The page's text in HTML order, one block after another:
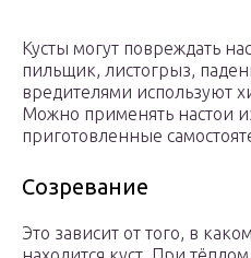
Кусты могут повреждать
пильщик, листогрыз,
вредителями используют
Можно применять настои
приготовленные
Созревание
Это зависит от того, в